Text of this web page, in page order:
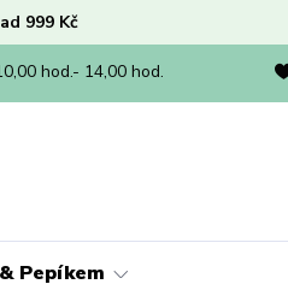
999 Kč
hod.- 14,00 hod.
Pepíkem